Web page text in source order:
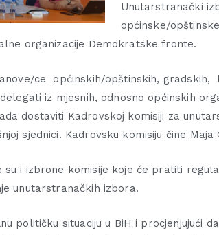
Unutarstranački
općinske/
organizacije Demokratske fronte.
ce općinskih/opštinskih,
iz mjesnih, odnosno općinskih
dostaviti Kadrovskoj komisiji za
sjednici. Kadrovsku komisiju čine
su i izbrone komisije koje će pratiti
unutarstranačkih izbora.
političku situaciju u BiH i procjenjujući